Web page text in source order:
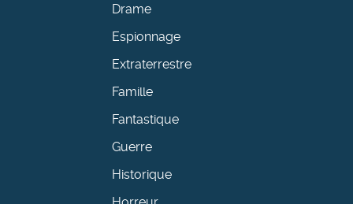
Drame
Espionnage
Extraterrestre
Famille
Fantastique
Guerre
Historique